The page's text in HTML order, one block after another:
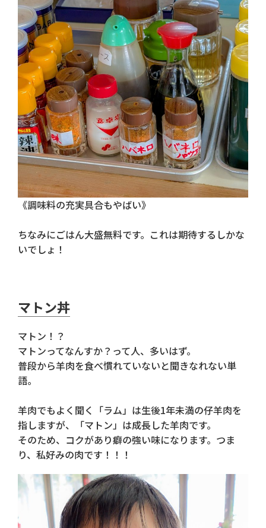
《調味料の充実具合もやばい》
ちなみにごはん大盛無料です。これは期待するしかな
いでしょ！
マトン丼
マトン！？
マトンってなんすか？って人、多いはず。
普段から羊肉を食べ慣れていないと聞きなれない単
語。
羊肉でもよく聞く「ラム」は生後1年未満の仔羊肉を
指しますが、「マトン」は成長した羊肉です。
そのため、コクがあり癖の強い味になります。つま
り、私好みの肉です！！！